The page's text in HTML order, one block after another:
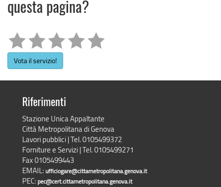
questa pagina?
Vota il servizio!
Riferimenti
Stazione Unica Appaltante
Città Metropolitana di Genova
Lavori pubblici | Tel. 0105499372
Forniture e Servizi | Tel. 0105499271
Fax 0105499443
EMAIL:ufficiogare@cittametropolitana.genova.it
PEC:pec@cert.cittametropolitana.genova.it